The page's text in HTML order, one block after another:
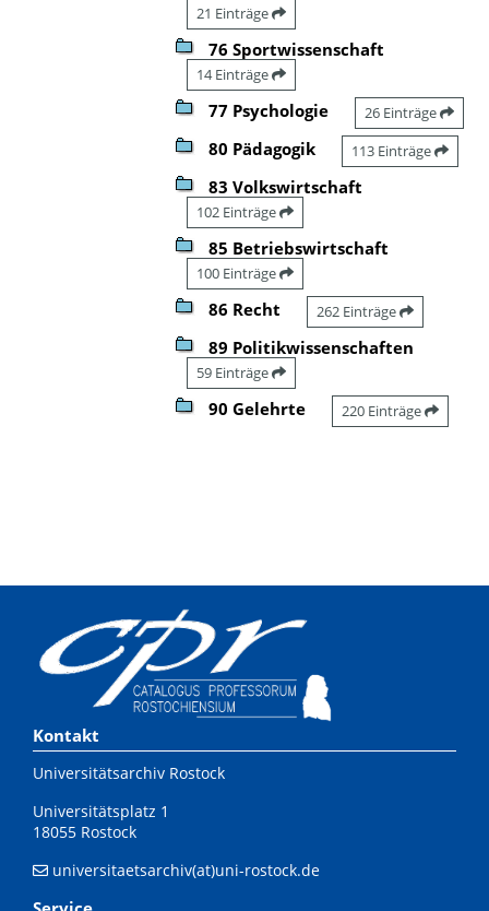
21 Einträge
76 Sportwissenschaft
14 Einträge
77 Psychologie 26 Einträge
80 Pädagogik 113 Einträge
83 Volkswirtschaft
102 Einträge
85 Betriebswirtschaft
100 Einträge
86 Recht 262 Einträge
89 Politikwissenschaften
59 Einträge
90 Gelehrte 220 Einträge
Kontakt
Universitätsarchiv Rostock
Universitätsplatz 1
18055 Rostock
universitaetsarchiv(at)uni-rostock.de